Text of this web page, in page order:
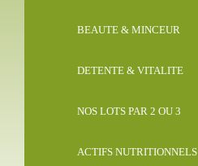
BEAUTE & MINCEUR
DETENTE & VITALITE
NOS LOTS PAR 2 OU 3
ACTIFS NUTRITIONNELS